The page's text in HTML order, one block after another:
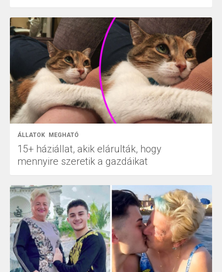
ÁLLATOK MEGHATÓ
15+ háziállat, akik elárulták, hogy
mennyire szeretik a gazdáikat